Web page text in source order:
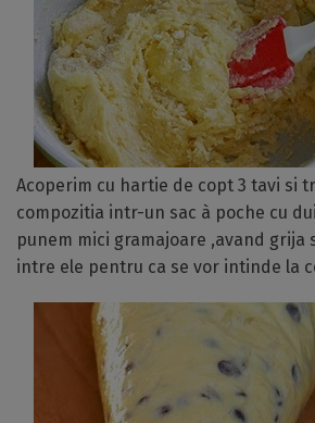
Acoperim cu hartie de copt 3 tavi si
compozitia intr-un sac à poche cu
punem mici gramajoare ,avand grija
intre ele pentru ca se vor intinde la